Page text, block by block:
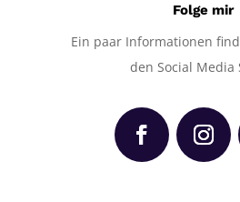
Folge mir
Ein paar Informationen
den Social Media